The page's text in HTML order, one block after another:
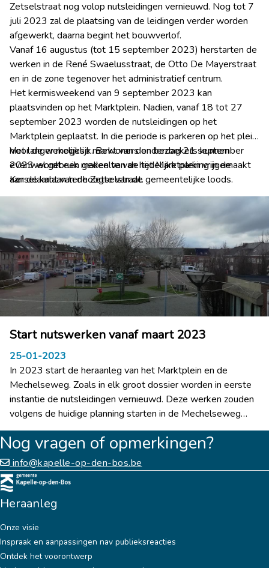
Zetselstraat nog volop nutsleidingen vernieuwd. Nog tot 7
juli 2023 zal de plaatsing van de leidingen verder worden
afgewerkt, daarna begint het bouwverlof.
Vanaf 16 augustus (tot 15 september 2023) herstarten de
werken in de René Swaelusstraat, de Otto De Mayerstraat
en in de zone tegenover het administratief centrum.
Het kermisweekend van 9 september 2023 kan
plaatsvinden op het Marktplein. Nadien, vanaf 18 tot 27
september 2023 worden de nutsleidingen op het
Marktplein geplaatst. In die periode is parkeren op het plein
niet langer mogelijk. Bewoners en bezoekers kunnen
evenwel gebruik maken van de tijdelijke parking in de
Kerselaarlaan ter hoogte van de gemeentelijke loods.
Voor de wekelijkse markt van donderdag 21 september
2023 wordt een gedeelte van het Marktplein vrijgemaakt
aan de kant van de Zetselstraat.
Start nutswerken vanaf maart 2023
25-01-2023
In 2023 start de heraanleg van het Marktplein en de
Mechelseweg. Zoals in elk groot dossier worden in eerste
instantie de nutsleidingen vernieuwd. Deze werken zouden
volgens de huidige planning starten in de Mechelseweg
vanaf maart tot juni 2023 en verder gezet worden op en
rond het Marktplein van juni tot augustus 2023. De
eigenlijke heraanleg van de rijbaan volgt dan vanaf augustus
2023 in de Mechelseweg. Deze wegenwerken verlopen
gefaseerd. Concrete informatie over de fasering en de
bereikbaarheid wordt pas vrijgegeven vanaf midden februari
lokaal bestuur. De betrokken handelaars krijgen
automatisch een melding van de Vlaamse overheid indien ze
in aanmerking komen voor de hinderpremie.
Nog vragen of opmerkingen?
info@kapelle-op-den-bos.be
Heraanleg
Onze visie
Inspraak en aanpassingen nav publieksreacties
Ontdek het voorontwerp